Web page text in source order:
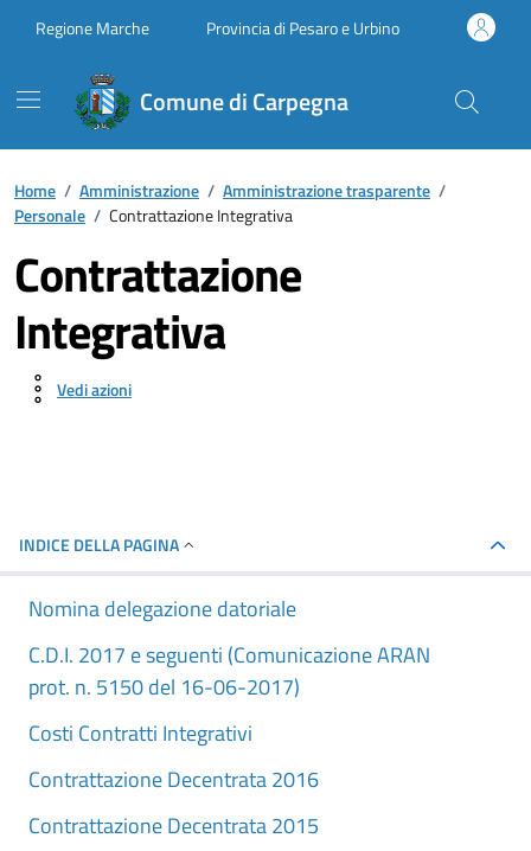
Regione Marche Provincia di Pesaro e Urbino
Comune di Carpegna
Home / Amministrazione / Amministrazione trasparente /
Personale / Contrattazione Integrativa
Contrattazione
Integrativa
Vedi azioni
INDICE DELLA PAGINA
Nomina delegazione datoriale
C.D.I. 2017 e seguenti (Comunicazione ARAN
prot. n. 5150 del 16-06-2017)
Costi Contratti Integrativi
Contrattazione Decentrata 2016
Contrattazione Decentrata 2015